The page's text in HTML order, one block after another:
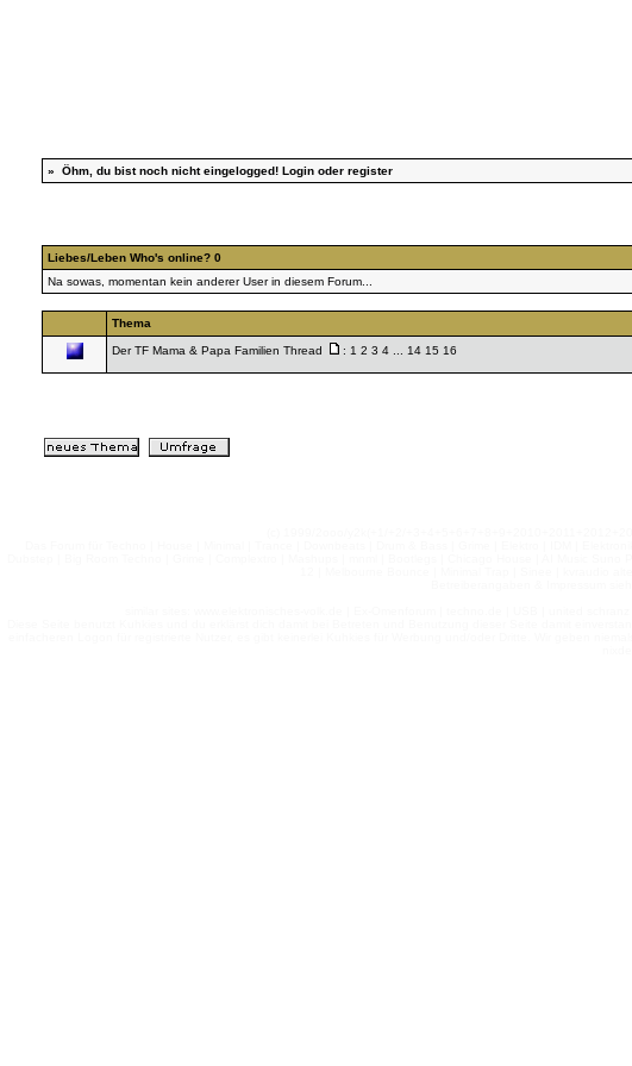
» Öhm, du bist noch nicht eingelogged! Login oder register
Liebes/Leben Who's online? 0
Na sowas, momentan kein anderer User in diesem Forum...
Thema
Der TF Mama & Papa Familien Thread : 1 2 3 4 14 15 16